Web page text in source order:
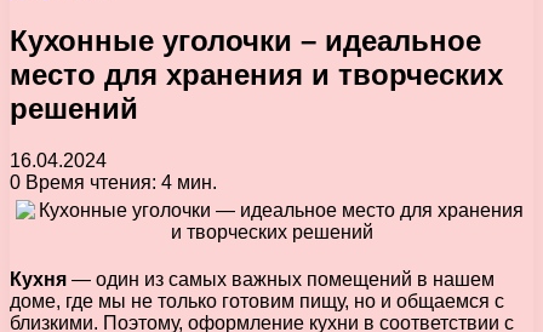
Кухонные уголочки – идеальное
место для хранения и творческих
решений
16.04.2024
0 Время чтения: 4 мин.
Кухня — один из самых важных помещений в нашем
доме, где мы не только готовим пищу, но и общаемся с
близкими. Поэтому, оформление кухни в соответствии с